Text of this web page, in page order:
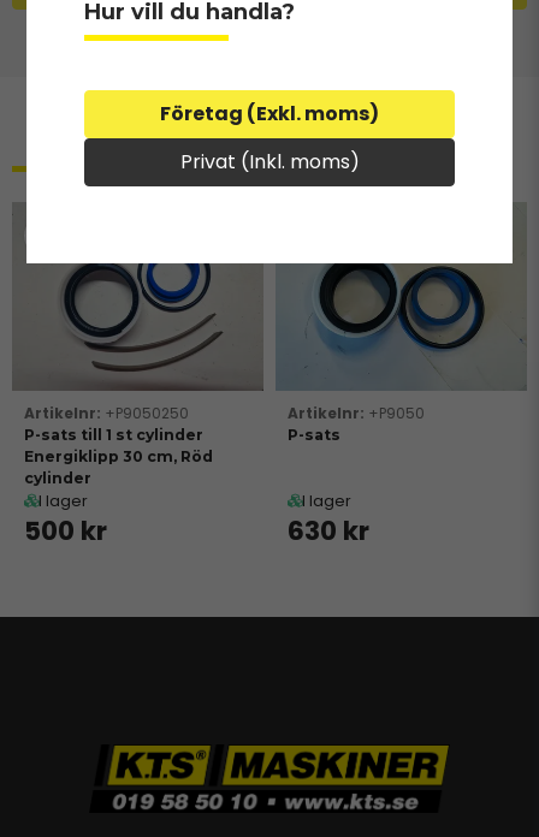
Relaterade produkter
+P9050250
P-sats till 1 st cylinder
Energiklipp 30 cm, Röd
cylinder
I lager
500 kr
+P9050
P-sats
I lager
630 kr
Hur vill du handla?
Företag (Exkl. moms)
Privat (Inkl. moms)